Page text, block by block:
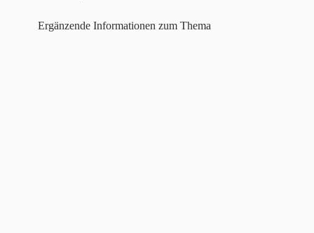
Ergänzende Informationen zum Thema